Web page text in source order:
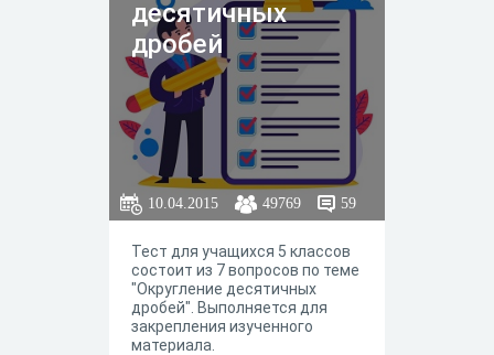
десятичных
дробей
10.04.2015 49769 59
Тест для учащихся 5 классов
состоит из 7 вопросов по теме
"Округление десятичных
дробей". Выполняется для
закрепления изученного
материала.